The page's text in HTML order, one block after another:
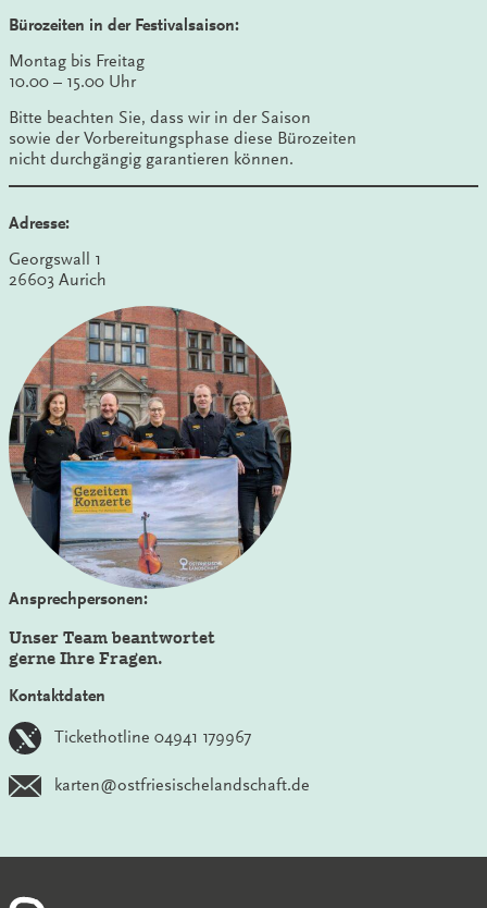
Bürozeiten in der Festivalsaison:
Montag bis Freitag
10.00 – 15.00 Uhr
Bitte beachten Sie, dass wir in der Saison
sowie der Vorbereitungsphase diese Bürozeiten
nicht durchgängig garantieren können.
Adresse:
Georgswall 1
26603 Aurich
Ansprechpersonen:
Unser Team beantwortet
gerne Ihre Fragen.
Kontaktdaten
Tickethotline 04941 179967
karten@ostfriesischelandschaft.de